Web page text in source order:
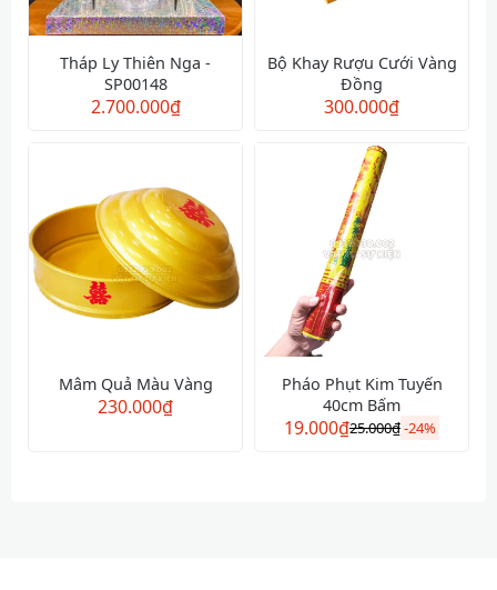
Tháp Ly Thiên Nga -
SP00148
2.700.000₫
Bộ Khay Rượu Cưới Vàng
Đồng
300.000₫
Mâm Quả Màu Vàng
230.000₫
Pháo Phụt Kim Tuyến
40cm Bấm
19.000₫25.000₫-24%